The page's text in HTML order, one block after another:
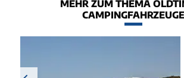
MEHR ZUM THEMA
CAMPINGFAHRZEUGE